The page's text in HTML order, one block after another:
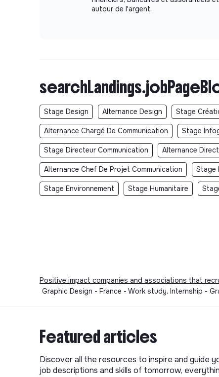
autour de l'argent.
Stage Design Alternance Design Stage
Alternance Chargé De Communication Stage
Stage Directeur Communication Alternance
Alternance Chef De Projet Communication Stage
Stage Environnement Stage Humanitaire
Positive impact companies and associations that
Graphic Design - France - Work study, Internship -
Featured articles
Discover all the resources to inspire and guide
job descriptions and skills of tomorrow,